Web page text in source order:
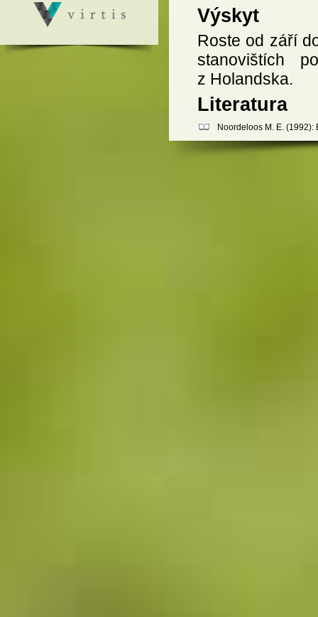
Výskyt
Roste od září
stanovištích
z Holandska.
Literatura
Noordeloos M. E.